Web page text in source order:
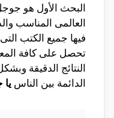
البحث الأول هو
العالمى المناسب
فيها جميع الكتب
تحصل على كافة
النتائج الدقيقة
الدائمة بين الناس